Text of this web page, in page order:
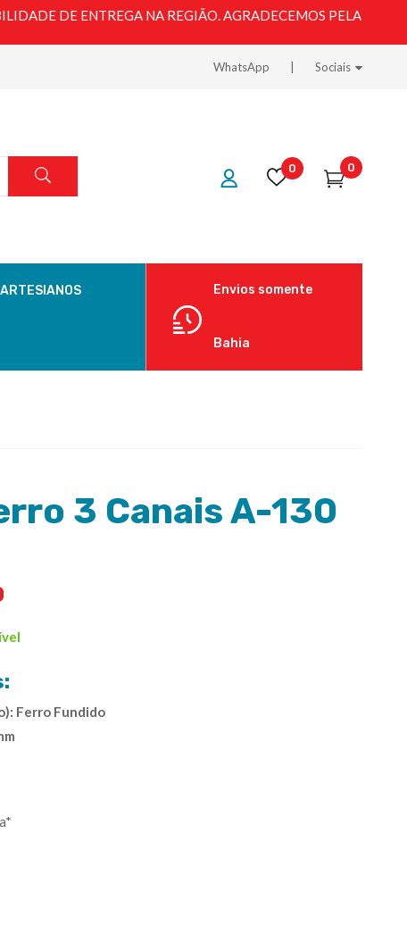
DE ENTREGA NA REGIÃO. AGRADECEMOS PELA
WhatsApp Sociais
0 0
Envios somente
Bahia
3 Canais A-130
Ferro Fundido